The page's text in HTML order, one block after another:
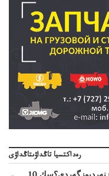
رەداكتسيا تاڭداۋىتاڭداۋى